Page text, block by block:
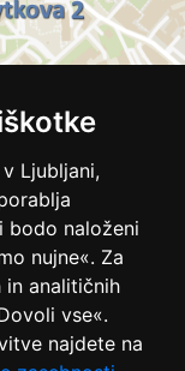
Ljubljani,
bodo naloženi
nujne«. Za
analitičnih
vse«.
najdete na